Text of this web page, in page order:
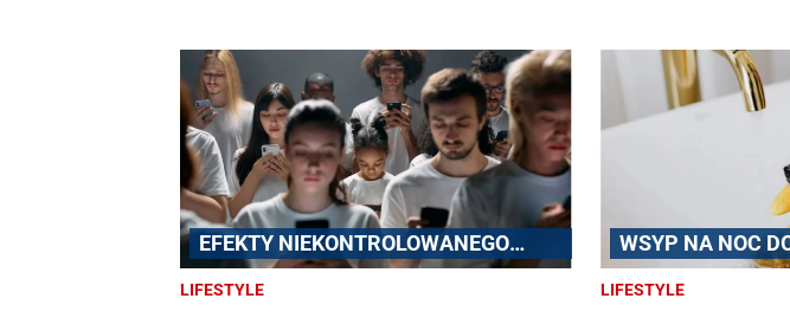
nie tylko niepotrzebne zużycie energii i wyższe rachunki, ale
ryzyko – od przegrzania, przez zwarcie, aż po zagrożenie dla
EFEKTY NIEKONTROLOWANEGO
SCROLLOWANIA
LIFESTYLE
WSYP NA NOC
LIFESTYLE